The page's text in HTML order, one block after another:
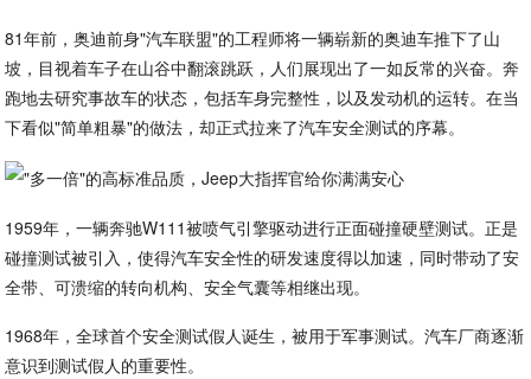
81年前，奥迪前身"汽车联盟"的工程师将一辆崭新的奥迪车推下了山
坡，目视着车子在山谷中翻滚跳跃，人们展现出了一如反常的兴奋。奔
跑地去研究事故车的状态，包括车身完整性，以及发动机的运转。在当
下看似"简单粗暴"的做法，却正式拉来了汽车安全测试的序幕。
1959年，一辆奔驰W111被喷气引擎驱动进行正面碰撞硬壁测试。正是
碰撞测试被引入，使得汽车安全性的研发速度得以加速，同时带动了安
全带、可溃缩的转向机构、安全气囊等相继出现。
1968年，全球首个安全测试假人诞生，被用于军事测试。汽车厂商逐渐
意识到测试假人的重要性。